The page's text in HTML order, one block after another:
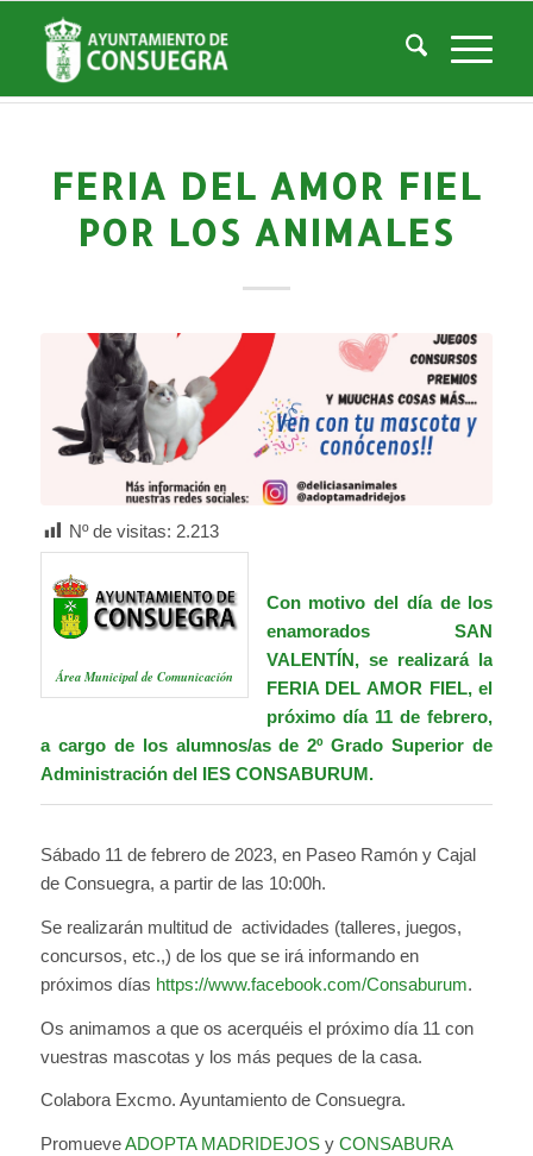
Noticias
Usted está aquí: Inicio / Noticias Cultura /
Actividades culturales y educativas
FERIA DEL AMOR FIEL
POR LOS ANIMALES
Nº de visitas: 2.213
Área Municipal de Comunicación
Con motivo del día de los
enamorados SAN
VALENTÍN, se realizará la
FERIA DEL AMOR FIEL, el
próximo día 11 de febrero,
a cargo de los alumnos/as de 2º Grado Superior de
Administración del IES CONSABURUM.
Sábado 11 de febrero de 2023, en Paseo Ramón y Cajal
de Consuegra, a partir de las 10:00h.
Se realizarán multitud de actividades (talleres, juegos,
concursos, etc.,) de los que se irá informando en
próximos días https://www.facebook.com/Consaburum.
Os animamos a que os acerquéis el próximo día 11 con
vuestras mascotas y los más peques de la casa.
Colabora Excmo. Ayuntamiento de Consuegra.
PromueveADOPTA MADRIDEJOSy CONSABURA